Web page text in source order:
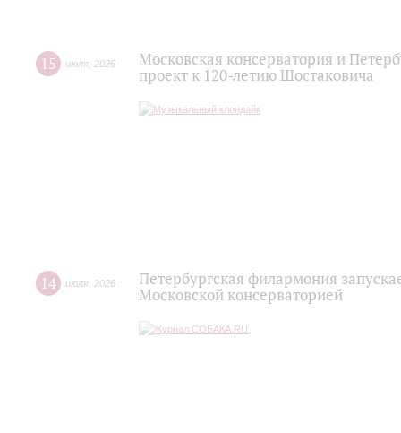
15 июля 2026
Московская консерватория и
проект к 120-летию Шостаковича
14 июля 2026
Петербургская филармония
Московской консерваторией